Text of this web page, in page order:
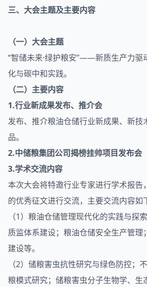
三、大会主题及主要内容
（一）大会主题
“智储未来·绿护粮安”——新质生产力驱
化与碳中和实践。
（二）主要内容
1.行业新成果发布、推介会
发布、推介粮油仓储行业新成果、新技
品。
2.中储粮集团公司揭榜挂帅项目发布会
3.学术交流内容
本次大会将特邀行业专家进行学术报告
的优秀征文进行交流，主要交流内容如
（1）粮油仓储管理现代化的实践与探
质监体系建设；粮油仓储安全生产管理
建设等。
（2）储粮害虫抗性研究与绿色防控；
粮模式研究；储粮害虫分子生物学、生